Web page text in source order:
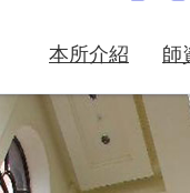
本所介紹 師